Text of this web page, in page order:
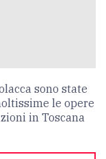
sono state
le opere
in Toscana